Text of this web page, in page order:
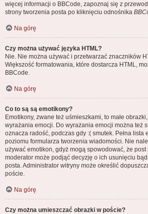
więcej informacji o BBCode, zapoznaj się z
strony tworzenia posta po kliknięciu odnośnika
Na górę
Czy można używać języka HTML?
Nie. Nie można używać i przetwarzać znaczników
Większość formatowania, które dostarcza HTML,
BBCode.
Na górę
Co to są są emotikony?
Emotikony, zwane też uśmieszkami, to małe
wyrażania emocji. Do wyrażania emocji można też
oznacza radość, podczas gdy :( smutek. Pełna lista
poziomu formularza tworzenia wiadomości. Nie
używać emotikon, gdyż mogą spowodować, że
moderator może podjąć decyzję o ich usunięciu
posta. Administrator witryny może określić
poście.
Na górę
Czy można umieszczać obrazki w poście?